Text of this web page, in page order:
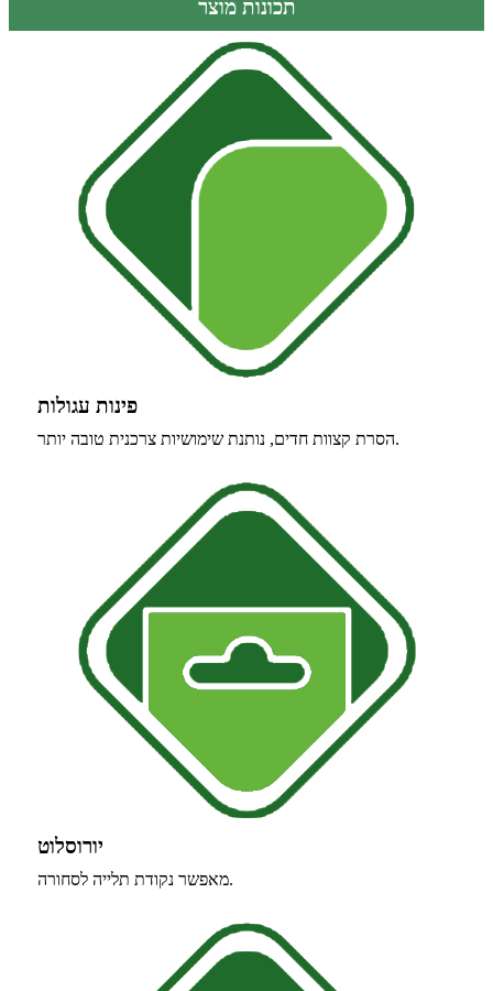
תכונות מוצר
פינות עגולות
הסרת קצוות חדים, נותנת שימושיות צרכנית טובה יותר.
יורוסלוט
מאפשר נקודת תלייה לסחורה.